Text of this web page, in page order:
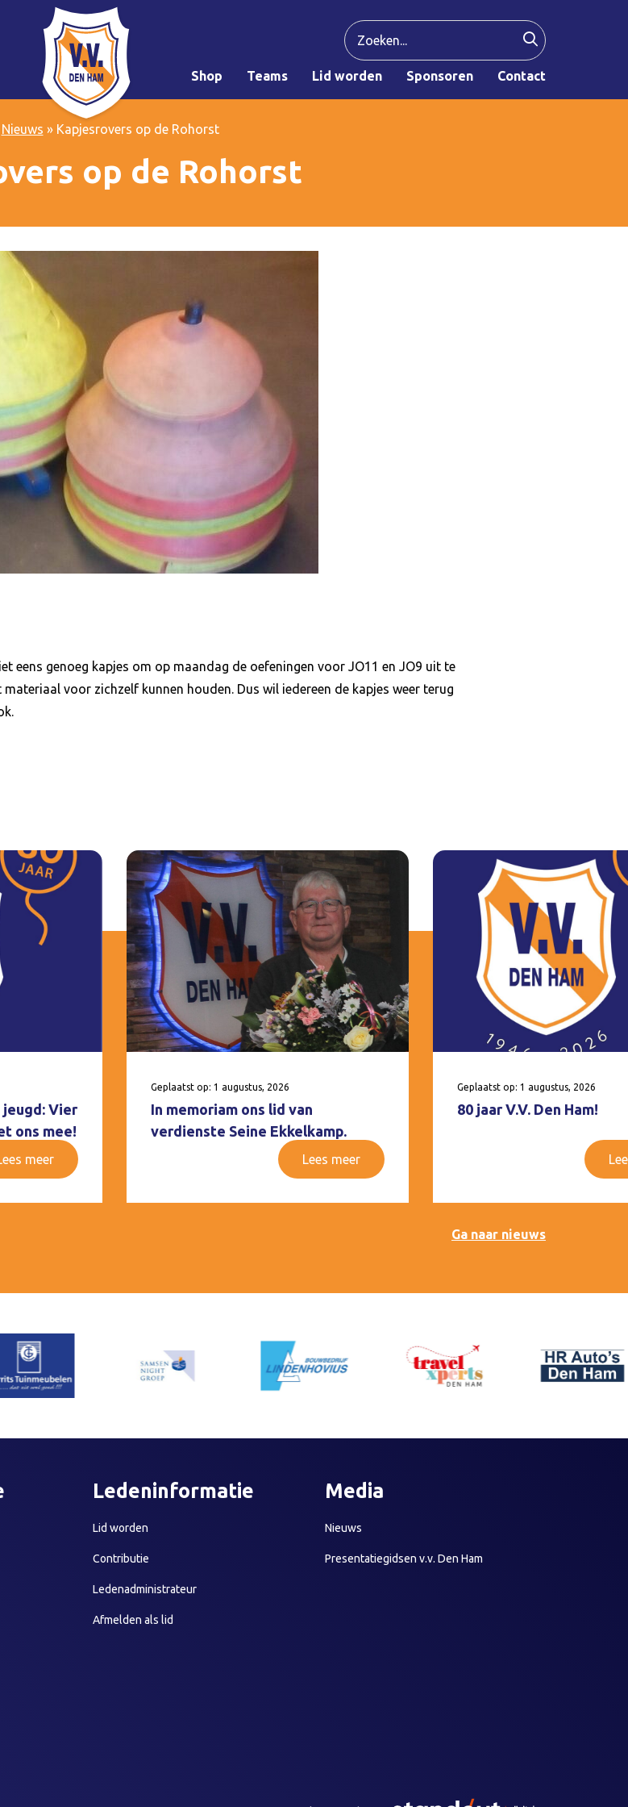
Shop Teams Lid worden Sponsoren Contact
Nieuws » Kapjesrovers op de Rohorst
op de Rohorst
eens genoeg kapjes om op maandag de oefeningen voor JO11 en JO9 uit te
voor zichzelf kunnen houden. Dus wil iedereen de kapjes weer terug
Vier
ons mee!
meer
Geplaatst op: 1 augustus, 2026
In memoriam ons lid van
verdienste Seine Ekkelkamp.
Lees meer
Geplaatst op: 1 augustus, 2026
80 jaar V.V. Den Ham!
Ga naar nieuws
Ledeninformatie
Lid worden
Contributie
Ledenadministrateur
Afmelden als lid
Media
Nieuws
Presentatiegidsen v.v. Den Ham